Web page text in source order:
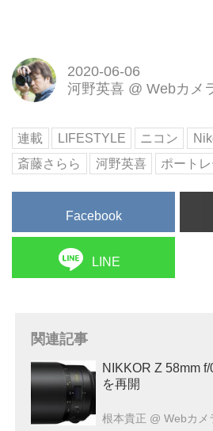
2020-06-06
河野英喜 @ Webカメ
連載 LIFESTYLE ニコン
斎藤さらら
河野英喜 ポートレ
Facebook
LINE
関連記事
NIKKOR Z 58mm
を再開
根本貴正 @ Webカメ